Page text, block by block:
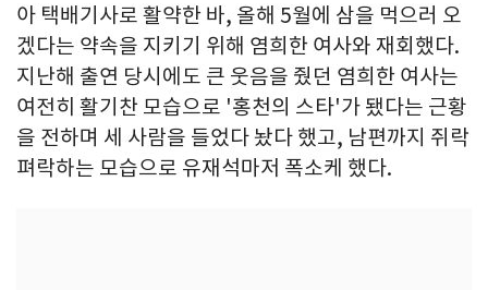
아 택배기사로 활약한 바, 올해 5월에 삼을 먹으러 오
겠다는 약속을 지키기 위해 염희한 여사와 재회했다.
지난해 출연 당시에도 큰 웃음을 줬던 염희한 여사는
여전히 활기찬 모습으로 '홍천의 스타'가 됐다는 근황
을 전하며 세 사람을 들었다 놨다 했고, 남편까지 쥐락
펴락하는 모습으로 유재석마저 폭소케 했다.